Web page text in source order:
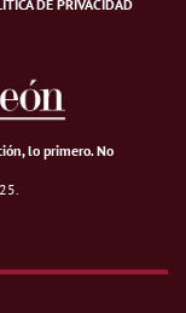
DE PRIVACIDAD
lo primero.No